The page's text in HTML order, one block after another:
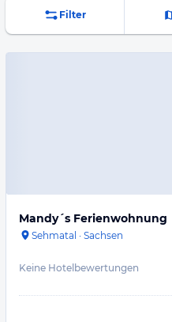
Filter
Mandy´s Ferienwohnung
Sehmatal · Sachsen
Keine Hotelbewertungen